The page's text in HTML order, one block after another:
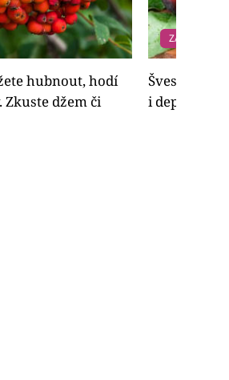
hubnout, hodí
Zkuste džem či
ZAHRADA
Švestky
i depresemi